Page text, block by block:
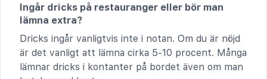
Ingår dricks på restauranger eller bör man
lämna extra?
Dricks ingår vanligtvis inte i notan. Om du är nöjd
är det vanligt att lämna cirka 5-10 procent. Många
lämnar dricks i kontanter på bordet även om man